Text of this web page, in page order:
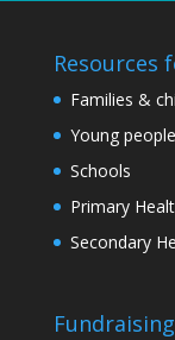
Resources
Families &
Young
Schools
Primary
Secondary
Fundraising